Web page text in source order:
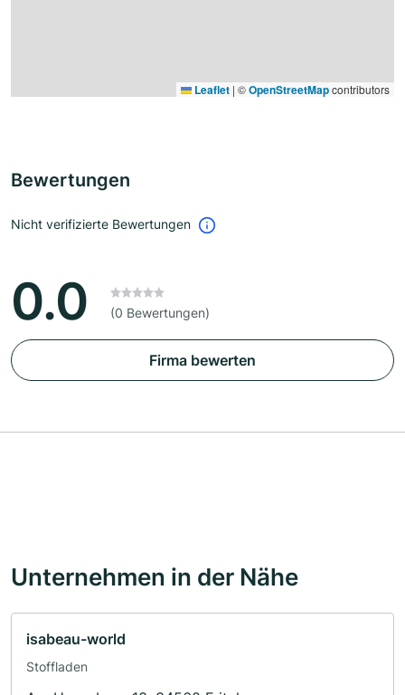
Leaflet | ©OpenStreetMapcontributors
Bewertungen
Nicht verifizierte Bewertungen
0.0 (0 Bewertungen)
Firma bewerten
Unternehmen in der Nähe
isabeau-world
Stoffladen